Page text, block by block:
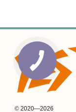
© 2020—2026